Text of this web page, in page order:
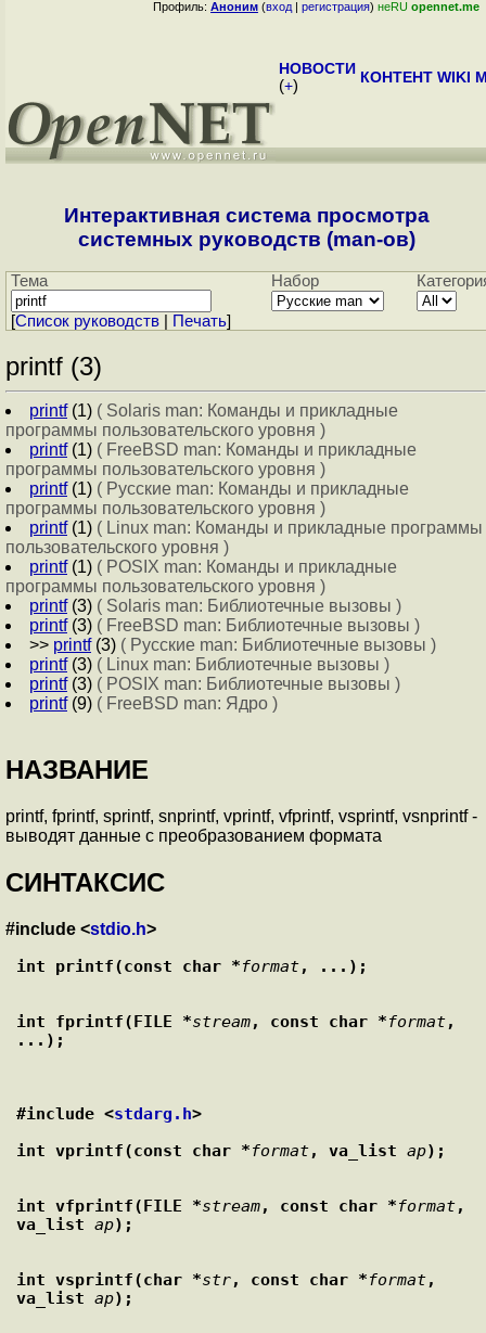
Профиль: Аноним (вход | регистрация) неRU opennet.me
НОВОСТИ
(+) КОНТЕНТ WIKI
Интерактивная система просмотра
системных руководств (man-ов)
Тема Набор
[Cписок руководств Печать]
printf (3)
printf(1) ( Solaris man: Команды и прикладные
программы пользовательского уровня )
printf(1) ( FreeBSD man: Команды и прикладные
программы пользовательского уровня )
printf(1) ( Русские man: Команды и прикладные
программы пользовательского уровня )
printf(1) ( Linux man: Команды и прикладные программы
пользовательского уровня )
printf(1) ( POSIX man: Команды и прикладные
программы пользовательского уровня )
printf(3) ( Solaris man: Библиотечные вызовы )
printf(3) ( FreeBSD man: Библиотечные вызовы )
>> printf(3) ( Русские man: Библиотечные вызовы )
printf(3) ( Linux man: Библиотечные вызовы )
printf(3) ( POSIX man: Библиотечные вызовы )
printf(9) ( FreeBSD man: Ядро )
НАЗВАНИЕ
printf, fprintf, sprintf, snprintf, vprintf, vfprintf, vsprintf, vsnprintf -
выводят данные с преобразованием формата
СИНТАКСИС
#include <stdio.h>
int printf(const char *format, ...);
int fprintf(FILE *stream, const char *format,
...);
#include <stdarg.h>
int vprintf(const char *format, va_list ap);
int vfprintf(FILE *stream, const char *format,
va_list ap);
int vsprintf(char *str, const char *format,
va_list ap);